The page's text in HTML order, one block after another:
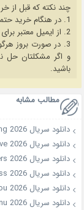
چند نکته که قبل از
1. در هنگام خرید حتما از آخرین نسخه مروگر فایرفاکس یا کروم استفاده کنید.
2. از ایمیل معتبر برای ثبت نام استفاده کنید.
3. در صورت بروز هرگونه مشکل در خرید، ابتدا
و اگر مشکلتان حل
باشید.
مطالب مشابه
دانلود سریال The Affair Was Just the Beginning 2026
دانلود سریال Our Sticky Love 2026
دانلود سریال A Shop for Killers 2026
دانلود سریال My Bias, My Boss 2026
دانلود سریال Dream to You 2026
دانلود سریال Love on the Menu 2026